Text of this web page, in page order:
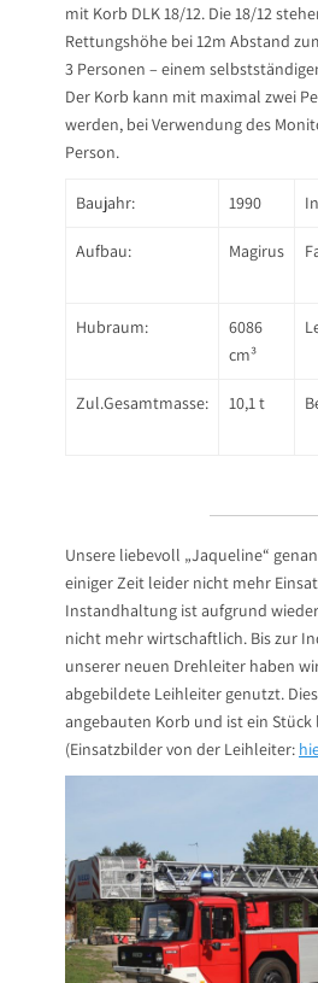
mit Korb DLK 18/12. Die 18/12
Rettungshöhe bei 12m Abstand
3 Personen – einem
Der Korb kann mit maximal zwei
werden, bei Verwendung des
Person.
Baujahr: 1990
Aufbau: Magirus
Hubraum:
6086
cm³
Zul.Gesamtmasse: 10,1 t
Unsere liebevoll „Jaqueline“
einiger Zeit leider nicht mehr
Instandhaltung ist aufgrund
nicht mehr wirtschaftlich. Bis zur
unserer neuen Drehleiter haben
abgebildete Leihleiter genutzt.
angebauten Korb und ist ein Stück
(Einsatzbilder von der Leihleiter: